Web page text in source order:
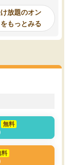
放題のオン
もっとみる
無料
料